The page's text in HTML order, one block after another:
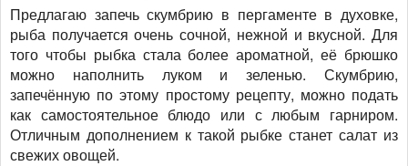
Предлагаю запечь скумбрию в пергаменте в духовке,
рыба получается очень сочной, нежной и вкусной. Для
того чтобы рыбка стала более ароматной, её брюшко
можно наполнить луком и зеленью. Скумбрию,
запечённую по этому простому рецепту, можно подать
как самостоятельное блюдо или с любым гарниром.
Отличным дополнением к такой рыбке станет салат из
свежих овощей.